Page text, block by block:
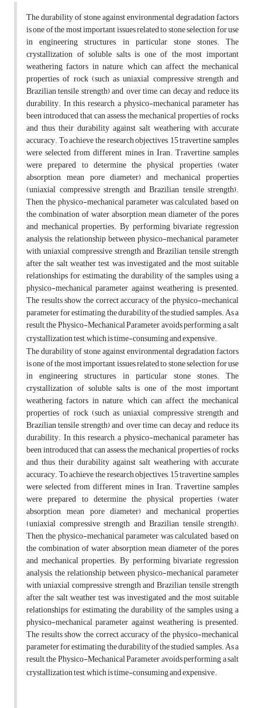
The durability of stone against environmental degradation factors
is one of the most important issues related to stone selection for use
in engineering structures, in particular stone stones. The
crystallization of soluble salts is one of the most important
weathering factors in nature, which can affect the mechanical
properties of rock (such as uniaxial compressive strength and
Brazilian tensile strength) and, over time, can decay and reduce its
durability. In this research, a physico-mechanical parameter has
been introduced that can assess the mechanical properties of rocks
and thus their durability against salt weathering with accurate
accuracy. To achieve the research objectives, 15 travertine samples
were selected from different mines in Iran. Travertine samples
were prepared to determine the physical properties (water
absorption, mean pore diameter) and mechanical properties
(uniaxial compressive strength and Brazilian tensile strength).
Then, the physico-mechanical parameter was calculated, based on
the combination of water absorption, mean diameter of the pores
and mechanical properties. By performing bivariate regression
analysis, the relationship between physico-mechanical parameter
with uniaxial compressive strength and Brazilian tensile strength
after the salt weather test was investigated and the most suitable
relationships for estimating the durability of the samples using a
physico-mechanical parameter against weathering is presented.
The results show the correct accuracy of the physico-mechanical
parameter for estimating the durability of the studied samples.As a
result, the Physico-Mechanical Parameter avoids performing a salt
crystallization test, which is time-consuming andexpensive.
The durability of stone against environmental degradation factors
is one of the most important issues related to stone selection for use
in engineering structures, in particular stone stones. The
crystallization of soluble salts is one of the most important
weathering factors in nature, which can affect the mechanical
properties of rock (such as uniaxial compressive strength and
Brazilian tensile strength) and, over time, can decay and reduce its
durability. In this research, a physico-mechanical parameter has
been introduced that can assess the mechanical properties of rocks
and thus their durability against salt weathering with accurate
accuracy. To achieve the research objectives, 15 travertine samples
were selected from different mines in Iran. Travertine samples
were prepared to determine the physical properties (water
absorption, mean pore diameter) and mechanical properties
(uniaxial compressive strength and Brazilian tensile strength).
Then, the physico-mechanical parameter was calculated, based on
the combination of water absorption, mean diameter of the pores
and mechanical properties. By performing bivariate regression
analysis, the relationship between physico-mechanical parameter
with uniaxial compressive strength and Brazilian tensile strength
after the salt weather test was investigated and the most suitable
relationships for estimating the durability of the samples using a
physico-mechanical parameter against weathering is presented.
The results show the correct accuracy of the physico-mechanical
parameter for estimating the durability of the studied samples.As a
result, the Physico-Mechanical Parameter avoids performing a salt
crystallization test, which is time-consuming andexpensive.